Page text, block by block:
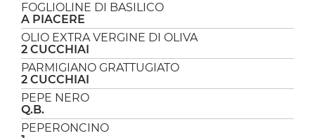
FOGLIOLINE DI BASILICO
A PIACERE
OLIO EXTRA VERGINE DI OLIVA
2 CUCCHIAI
PARMIGIANO GRATTUGIATO
2 CUCCHIAI
PEPE NERO
Q.B.
PEPERONCINO